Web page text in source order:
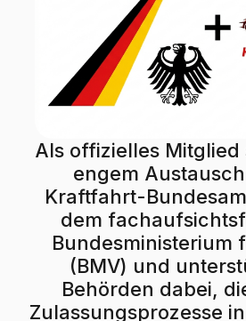
Als offizielles Mitglied
engem
Kraftfahrt-
dem
Bundesministerium
(BMV) und
Behörden dabei,
Zulassungsprozesse